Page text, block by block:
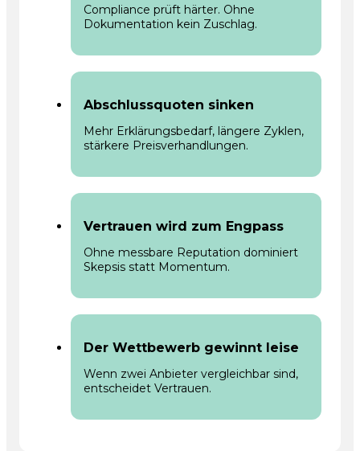
Compliance prüft härter. Ohne
Dokumentation kein Zuschlag.
Abschlussquoten sinken
Mehr Erklärungsbedarf, längere Zyklen,
stärkere Preisverhandlungen.
Vertrauen wird zum Engpass
Ohne messbare Reputation dominiert
Skepsis statt Momentum.
Der Wettbewerb gewinnt leise
Wenn zwei Anbieter vergleichbar sind,
entscheidet Vertrauen.